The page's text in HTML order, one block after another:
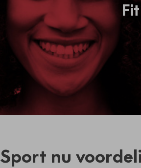
Sport nu